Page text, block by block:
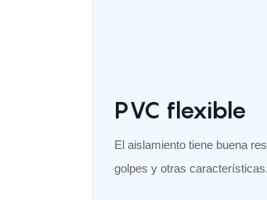
PVC flexible
El aislamiento tiene buena
golpes y otras características.